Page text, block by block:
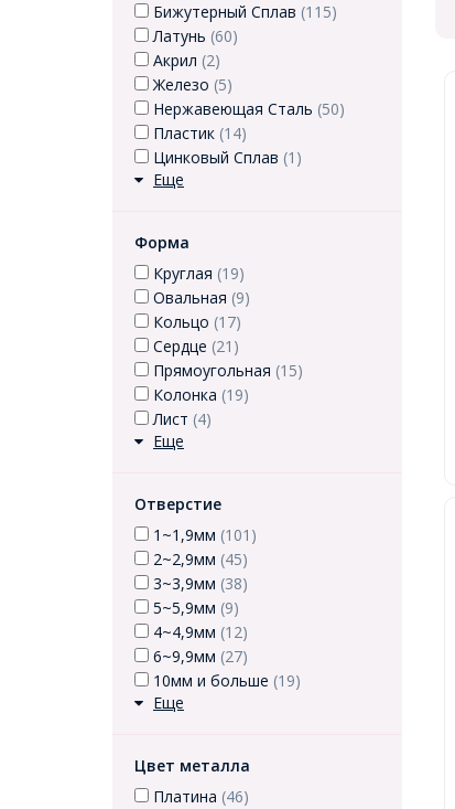
Бижутерный Сплав (115)
Латунь (60)
Акрил (2)
Железо (5)
Нержавеющая Сталь (50)
Пластик (14)
Цинковый Сплав (1)
Еще
Форма
Круглая (19)
Овальная (9)
Кольцо (17)
Сердце (21)
Прямоугольная (15)
Колонка (19)
Лист (4)
Еще
Отверстие
1~1,9мм (101)
2~2,9мм (45)
3~3,9мм (38)
5~5,9мм (9)
4~4,9мм (12)
6~9,9мм (27)
10мм и больше (19)
Еще
Цвет металла
Платина (46)